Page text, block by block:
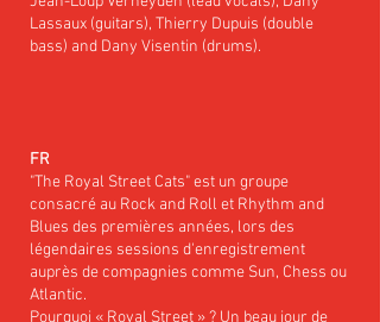
Lassaux (guitars), Thierry Dupuis (double
bass) and Dany Visentin (drums).
FR
"The Royal Street Cats" est un groupe
consacré au Rock and Roll et Rhythm and
Blues des premières années, lors des
légendaires sessions d'enregistrement
auprès de compagnies comme Sun, Chess ou
Atlantic.
Pourquoi « Royal Street » ? Un beau jour de